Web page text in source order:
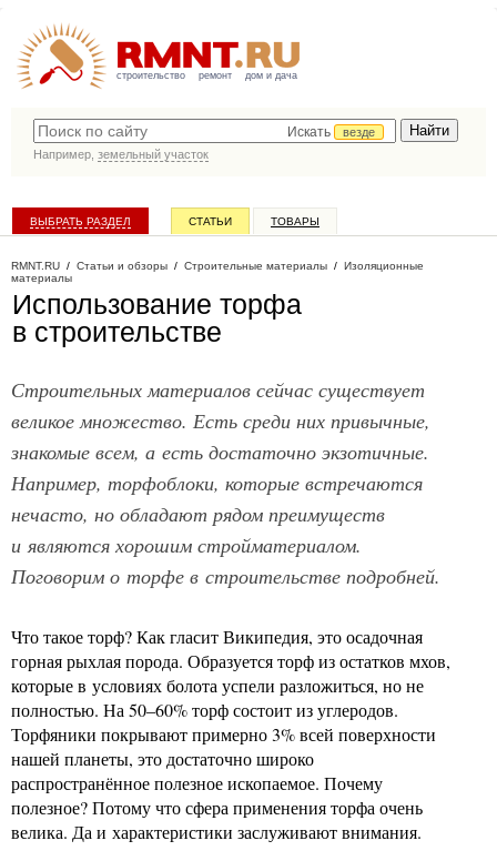
строительство ремонт дом и дача
Искать
везде
Например, земельный участок
ВЫБРАТЬ РАЗДЕЛ СТАТЬИ ТОВАРЫ
RMNT.RU / Статьи и обзоры / Строительные материалы / Изоляционные
материалы
Использование торфа
в строительстве
Строительных материалов сейчас существует
великое множество. Есть среди них привычные,
знакомые всем, а есть достаточно экзотичные.
Например, торфоблоки, которые встречаются
нечасто, но обладают рядом преимуществ
и являются хорошим стройматериалом.
Поговорим о торфе в строительстве подробней.
Что такое торф? Как гласит Википедия, это осадочная
горная рыхлая порода. Образуется торф из остатков мхов,
которые в условиях болота успели разложиться, но не
полностью. На 50–60% торф состоит из углеродов.
Торфяники покрывают примерно 3% всей поверхности
нашей планеты, это достаточно широко
распространённое полезное ископаемое. Почему
полезное? Потому что сфера применения торфа очень
велика. Да и характеристики заслуживают внимания.